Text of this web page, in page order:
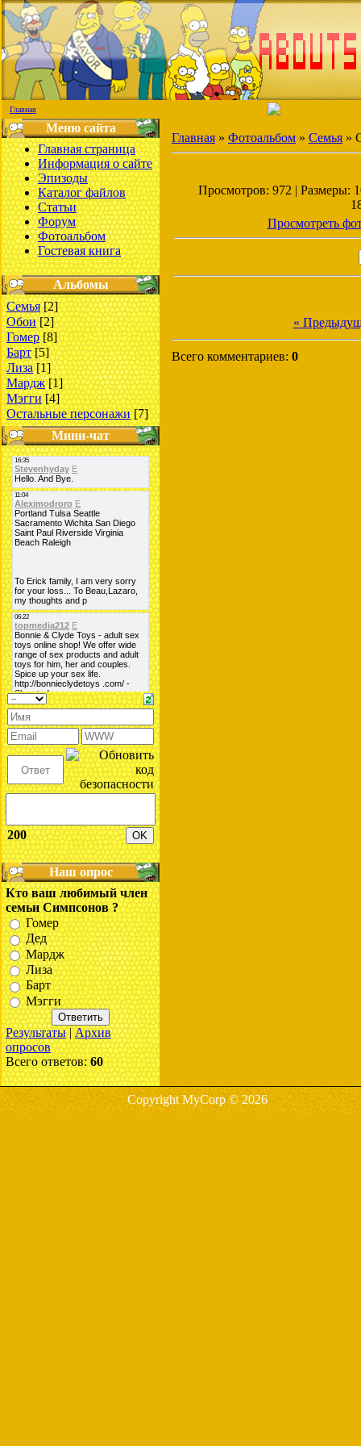
Главная
Меню сайта
Главная страница
Информация о сайте
Эпизоды
Каталог файлов
Статьи
Форум
Фотоальбом
Гостевая книга
Альбомы
Семья [2]
Обои [2]
Гомер [8]
Барт [5]
Лиза [1]
Мардж [1]
Мэгги [4]
Остальные персонажи [7]
Мини-чат
200
Наш опрос
Кто ваш любимый член
семьи Симпсонов ?
Гомер
Дед
Мардж
Лиза
Барт
Мэгги
Результаты|Архив
опросов
Всего ответов:60
Главная » Фотоальбом » Семья »
Просмотров: 972 | Размеры:
Просмотреть
«
Всего комментариев: 0
Copyright MyCorp © 2026